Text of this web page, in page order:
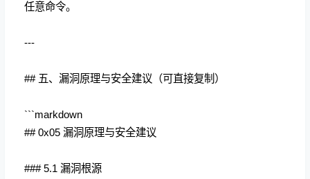
任意命令。
---
## 五、漏洞原理与安全建议（可直接复制）
```markdown
## 0x05 漏洞原理与安全建议
### 5.1 漏洞根源